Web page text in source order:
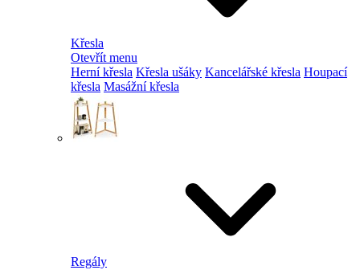
Křesla
Otevřít menu
Herní křesla Křesla ušáky Kancelářské křesla Houpací
křesla Masážní křesla
Regály